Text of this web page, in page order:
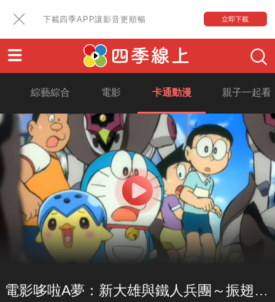
下載四季APP讓影音更順暢 立即下載
綜藝綜合 電影 卡通動漫 親子一起看
電影哆啦A夢：新大雄與鐵人兵團～振翅吧 天使們